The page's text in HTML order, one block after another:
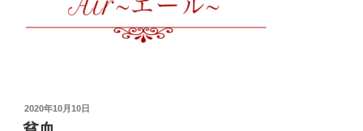
投
稿
2020年10月10日